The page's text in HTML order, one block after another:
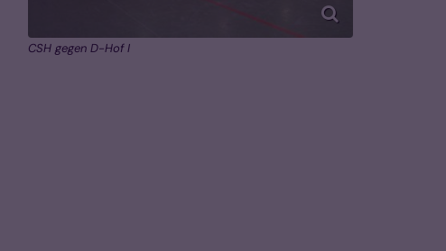
CSH gegen D-Hof I